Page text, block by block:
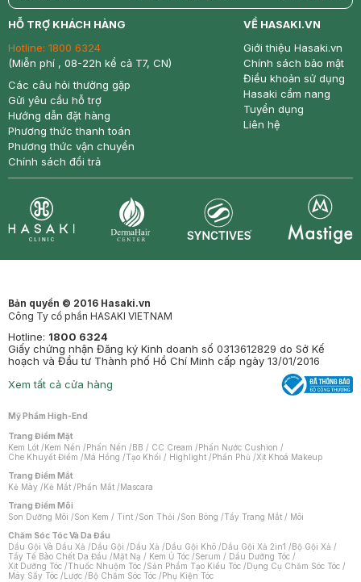
return nowfree price
HỖ TRỢ KHÁCH HÀNG
Hotline: 1800 6324
(Miễn phí , 08-22h kể cả T7, CN)
Các câu hỏi thường gặp
Gửi yêu cầu hỗ trợ
Hướng dẫn đặt hàng
Phương thức thanh toán
Phương thức vận chuyển
Chính sách đổi trả
VỀ HASAKI.VN
Giới thiệu Hasaki.vn
Chính sách bảo mật
Điều khoản sử dụng
Hasaki cẩm nang
Tuyển dụng
Liên hệ
Bản quyền © 2016 Hasaki.vn
Công Ty cổ phần HASAKI VIETNAM
Hotline: 1800 6324
Giấy chứng nhận Đăng ký Kinh doanh số 0313612829 do Sở Kế
hoạch và Đầu tư Thành phố Hồ Chí Minh cấp ngày 13/01/2016
Xem tất cả cửa hàng
Mỹ Phẩm High-End
Trang Điểm Mặt
Kem Lót /Kem Nền /Phấn Nền /BB / CC Cream /Phấn Nước Cushion /
Che Khuyết Điểm /Má Hồng /Tạo Khối / Highlight /Phấn Phủ /Xịt Khoá Makeup
Trang Điểm Mắt
Kẻ Mày /Kẻ Mắt /Phấn Mắt /Mascara
Trang Điểm Môi
Son Dưỡng Môi /Son Kem / Tint /Son Thỏi /Son Bóng /Tẩy Trang Mắt / Môi
Chăm Sóc Tóc Và Da Đầu
Dầu Gội Và Dầu Xả /Dầu Gội /Dầu Xả /Dầu Gội Khô /Dầu Gội Xả 2in1 /Bộ Gội Xả /
Tẩy Tế Bào Chết Da Đầu /Mặt Nạ / Kem Ủ Tóc /Serum / Dầu Dưỡng Tóc /
Xịt Dưỡng Tóc /Thuốc Nhuộm Tóc /Sản Phẩm Tạo Kiểu Tóc /Dụng Cụ Chăm Sóc Tóc /
Máy Sấy Tóc /Lược /Bộ Chăm Sóc Tóc /Phụ Kiện Tóc